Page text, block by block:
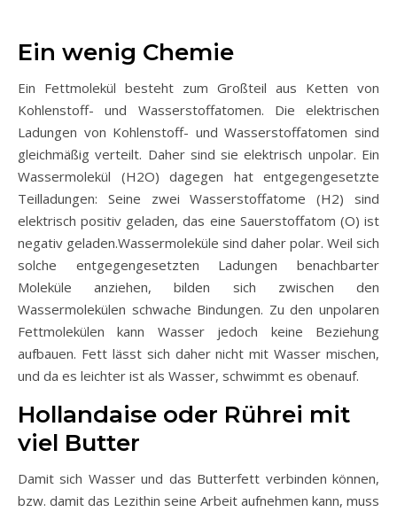
Ein wenig Chemie
Ein Fettmolekül besteht zum Großteil aus Ketten von
Kohlenstoff- und Wasserstoffatomen. Die elektrischen
Ladungen von Kohlenstoff- und Wasserstoffatomen sind
gleichmäßig verteilt. Daher sind sie elektrisch unpolar. Ein
Wassermolekül (H2O) dagegen hat entgegengesetzte
Teilladungen: Seine zwei Wasserstoffatome (H2) sind
elektrisch positiv geladen, das eine Sauerstoffatom (O) ist
negativ geladen.Wassermoleküle sind daher polar. Weil sich
solche entgegengesetzten Ladungen benachbarter
Moleküle anziehen, bilden sich zwischen den
Wassermolekülen schwache Bindungen. Zu den unpolaren
Fettmolekülen kann Wasser jedoch keine Beziehung
aufbauen. Fett lässt sich daher nicht mit Wasser mischen,
und da es leichter ist als Wasser, schwimmt es obenauf.
Hollandaise oder Rührei mit
viel Butter
Damit sich Wasser und das Butterfett verbinden können,
bzw. damit das Lezithin seine Arbeit aufnehmen kann, muss